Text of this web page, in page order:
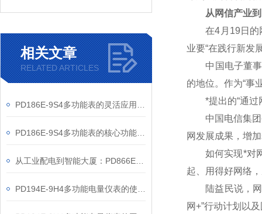
相关文章
RELATED ARTICLES
从网信产业到
在4月19日的网
业要“在践行新发
中国电子董事长
的地位。作为“事
*提出的“通过网
中国电信集团公
网发展成果，增
如何实现*对网
起、用得好网络
陆益民说，网
网+”行动计划以